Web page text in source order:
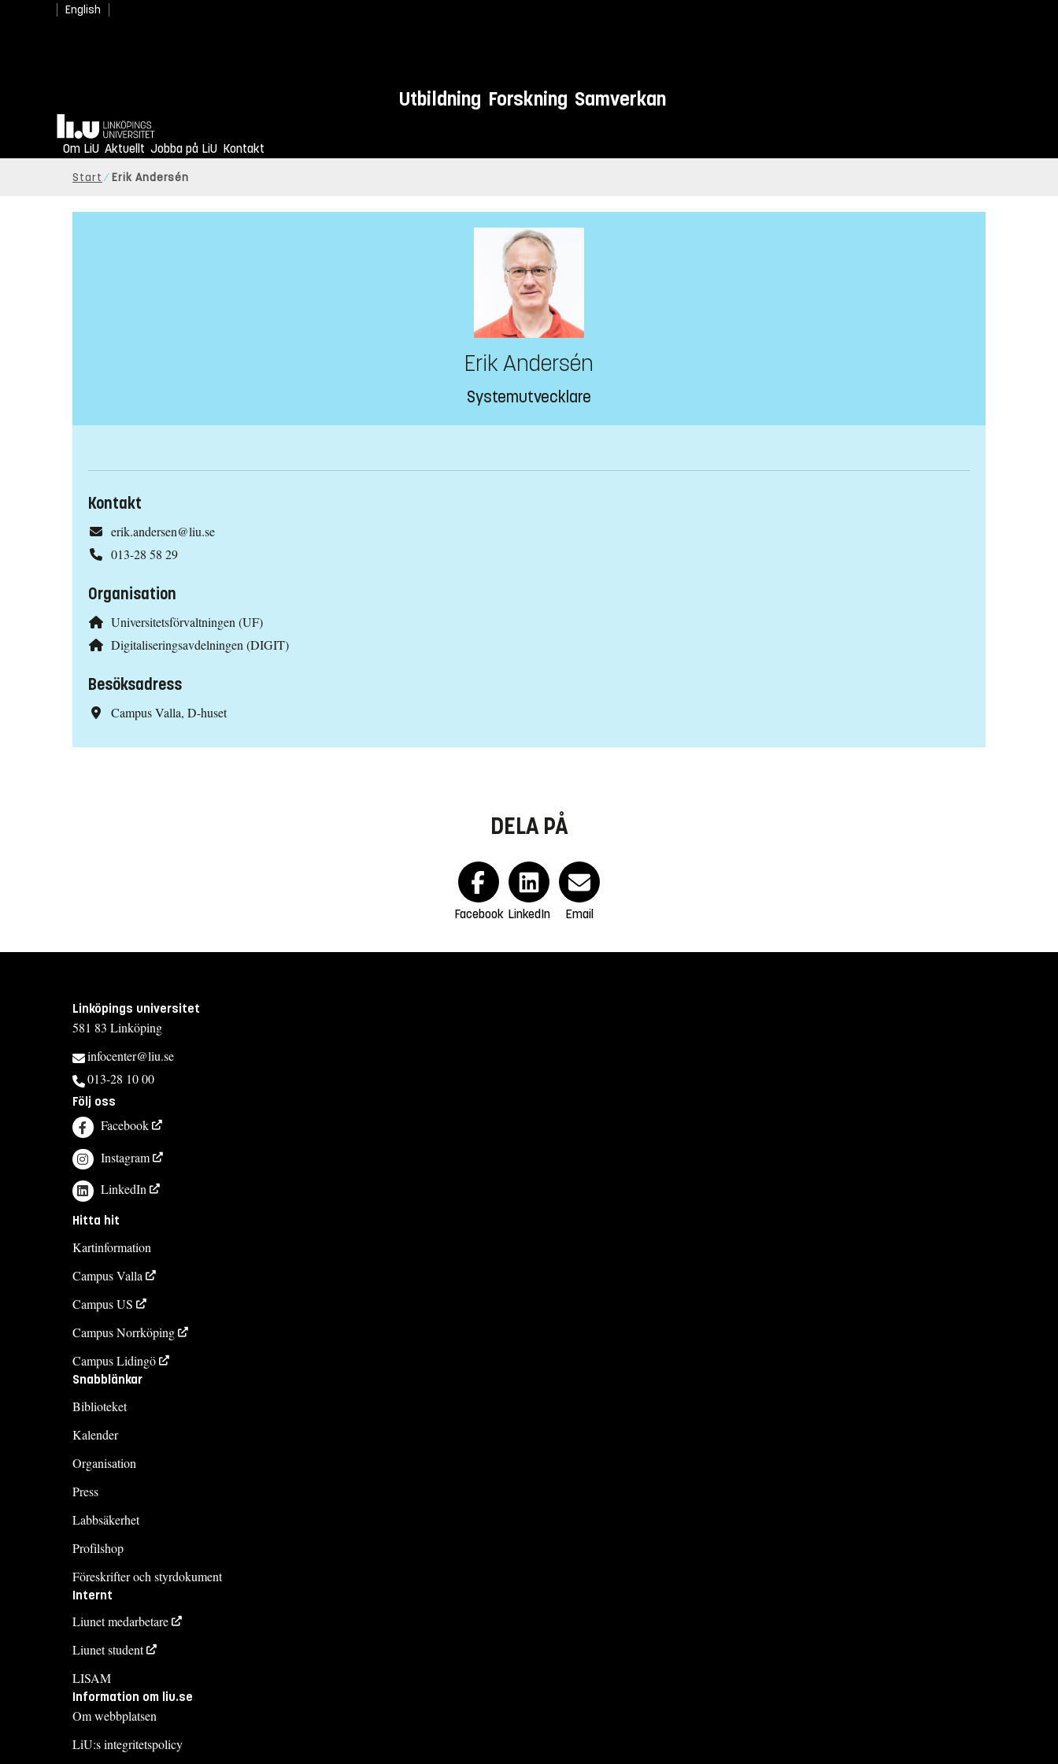
English
Utbildning Forskning Samverkan
Hem
Om LiU Aktuellt Jobba på LiU Kontakt
Start Erik Andersén
Erik Andersén
Systemutvecklare
Kontakt
erik.andersen@liu.se
013-28 58 29
Organisation
Universitetsförvaltningen (UF)
Digitaliseringsavdelningen (DIGIT)
Besöksadress
Campus Valla, D-huset
DELA PÅ
Facebook LinkedIn Email
Linköpings universitet
581 83 Linköping
infocenter@liu.se
013-28 10 00
Följ oss
Facebook
Instagram
LinkedIn
Hitta hit
Kartinformation
Campus Valla
Campus US
Campus Norrköping
Campus Lidingö
Snabblänkar
Biblioteket
Kalender
Organisation
Press
Labbsäkerhet
Profilshop
Föreskrifter och styrdokument
Internt
Liunet medarbetare
Liunet student
LISAM
Information om liu.se
Om webbplatsen
LiU:s integritetspolicy